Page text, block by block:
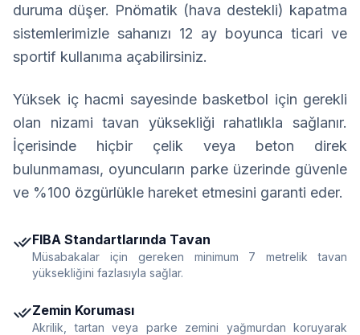
duruma düşer. Pnömatik (hava destekli) kapatma
sistemlerimizle sahanızı 12 ay boyunca ticari ve
sportif kullanıma açabilirsiniz.
Yüksek iç hacmi sayesinde basketbol için gerekli
olan nizami tavan yüksekliği rahatlıkla sağlanır.
İçerisinde hiçbir çelik veya beton direk
bulunmaması, oyuncuların parke üzerinde güvenle
ve %100 özgürlükle hareket etmesini garanti eder.
done_allFIBA Standartlarında Tavan
Müsabakalar için gereken minimum 7 metrelik tavan
yüksekliğini fazlasıyla sağlar.
done_allZemin Koruması
Akrilik, tartan veya parke zemini yağmurdan koruyarak